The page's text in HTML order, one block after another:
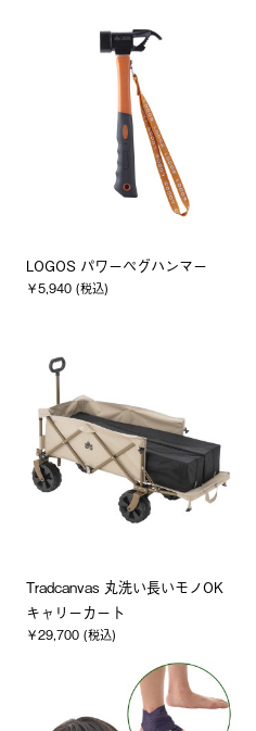
LOGOS パワーペグハンマー
￥5,940 (税込)
Tradcanvas 丸洗い長いモノOK
キャリーカート
￥29,700 (税込)